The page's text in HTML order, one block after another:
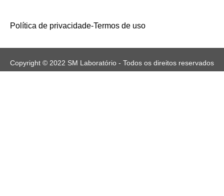
Política de privacidade-Termos de uso
Copyright © 2022 SM Laboratório - Todos os direitos reservados